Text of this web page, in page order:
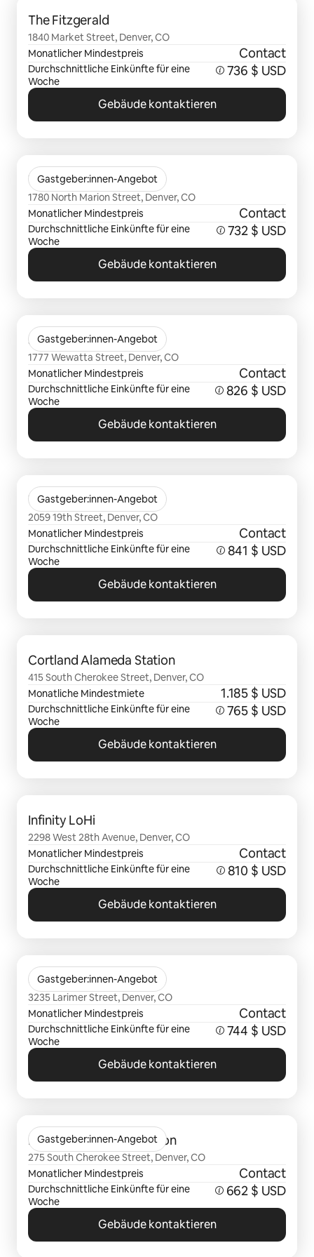
The Fitzgerald
1840 Market Street, Denver, CO
Monatlicher Mindestpreis
Contact
Durchschnittliche Einkünfte für eine
Woche
736 $ USD
Gebäude kontaktieren
Gastgeber:innen-Angebot
The Kendrick
1780 North Marion Street, Denver, CO
Monatlicher Mindestpreis
Contact
Durchschnittliche Einkünfte für eine
Woche
732 $ USD
Gebäude kontaktieren
Gastgeber:innen-Angebot
Sentral Union Station
1777 Wewatta Street, Denver, CO
Monatlicher Mindestpreis
Contact
Durchschnittliche Einkünfte für eine
Woche
826 $ USD
Gebäude kontaktieren
Gastgeber:innen-Angebot
The Mercer
2059 19th Street, Denver, CO
Monatlicher Mindestpreis
Contact
Durchschnittliche Einkünfte für eine
Woche
841 $ USD
Gebäude kontaktieren
Cortland Alameda Station
415 South Cherokee Street, Denver, CO
Monatliche Mindestmiete
1.185 $ USD
Durchschnittliche Einkünfte für eine
Woche
765 $ USD
Gebäude kontaktieren
Infinity LoHi
2298 West 28th Avenue, Denver, CO
Monatlicher Mindestpreis
Contact
Durchschnittliche Einkünfte für eine
Woche
810 $ USD
Gebäude kontaktieren
Gastgeber:innen-Angebot
Camden RiNo
3235 Larimer Street, Denver, CO
Monatlicher Mindestpreis
Contact
Durchschnittliche Einkünfte für eine
Woche
744 $ USD
Gebäude kontaktieren
Gastgeber:innen-Angebot
Mason at Alameda Station
275 South Cherokee Street, Denver, CO
Monatlicher Mindestpreis
Contact
Durchschnittliche Einkünfte für eine
Woche
662 $ USD
Gebäude kontaktieren